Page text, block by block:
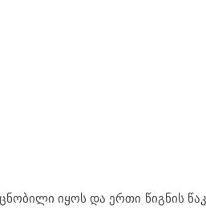
იყოს და ერთი წიგნის